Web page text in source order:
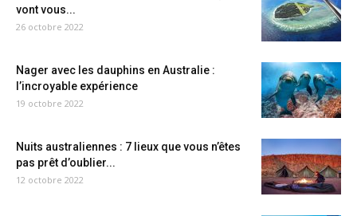
vont vous...
26 octobre 2022
Nager avec les dauphins en Australie :
l’incroyable expérience
19 octobre 2022
Nuits australiennes : 7 lieux que vous n’êtes
pas prêt d’oublier...
12 octobre 2022